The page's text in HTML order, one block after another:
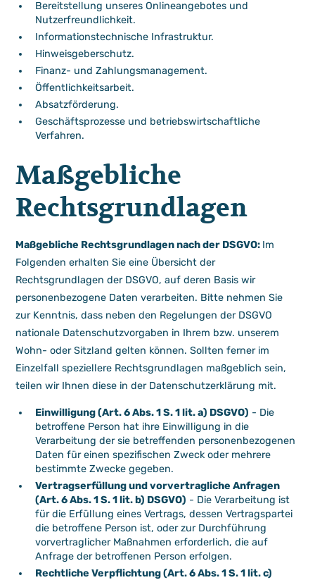
Bereitstellung unseres Onlineangebotes und
Nutzerfreundlichkeit.
Informationstechnische Infrastruktur.
Hinweisgeberschutz.
Finanz- und Zahlungsmanagement.
Öffentlichkeitsarbeit.
Absatzförderung.
Geschäftsprozesse und betriebswirtschaftliche
Verfahren.
Maßgebliche
Rechtsgrundlagen
Maßgebliche Rechtsgrundlagen nach der DSGVO: Im
Folgenden erhalten Sie eine Übersicht der
Rechtsgrundlagen der DSGVO, auf deren Basis wir
personenbezogene Daten verarbeiten. Bitte nehmen Sie
zur Kenntnis, dass neben den Regelungen der DSGVO
nationale Datenschutzvorgaben in Ihrem bzw. unserem
Wohn- oder Sitzland gelten können. Sollten ferner im
Einzelfall speziellere Rechtsgrundlagen maßgeblich sein,
teilen wir Ihnen diese in der Datenschutzerklärung mit.
Einwilligung (Art. 6 Abs. 1 S. 1 lit. a) DSGVO) - Die
betroffene Person hat ihre Einwilligung in die
Verarbeitung der sie betreffenden personenbezogenen
Daten für einen spezifischen Zweck oder mehrere
bestimmte Zwecke gegeben.
Vertragserfüllung und vorvertragliche Anfragen
(Art. 6 Abs. 1 S. 1 lit. b) DSGVO) - Die Verarbeitung ist
für die Erfüllung eines Vertrags, dessen Vertragspartei
die betroffene Person ist, oder zur Durchführung
vorvertraglicher Maßnahmen erforderlich, die auf
Anfrage der betroffenen Person erfolgen.
Rechtliche Verpflichtung (Art. 6 Abs. 1 S. 1 lit. c)